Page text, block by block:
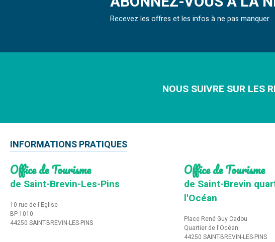
Recevez les offres et les infos à ne pas manquer
NOUS SUIVRE SUR LES
INFORMATIONS PRATIQUES
Office de Tourisme
de Saint-Brevin-Les-Pins
10 rue de l'Eglise
BP 1010
44250 SAINT-BREVIN-LES-PINS
Office de Tourisme
de Saint-Brevin
l'Océan
Place René Guy Cadou
Quartier de l'Océan
44250 SAINT-BREVIN-LES-PINS